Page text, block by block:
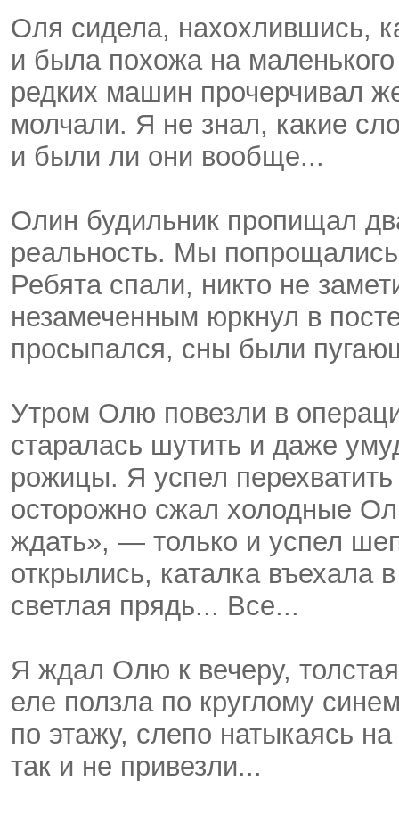
Оля сидела, нахохлившись,
и была похожа на
редких машин прочерчивал
молчали. Я не знал, какие
и были ли они вообще...
Олин будильник пропищал
реальность. Мы
Ребята спали, никто не
незамеченным юркнул в
просыпался, сны были
Утром Олю повезли в
старалась шутить и даже
рожицы. Я успел
осторожно сжал холодные
ждать», — только и успел
открылись, каталка въехала
светлая прядь... Все...
Я ждал Олю к вечеру,
еле ползла по круглому
по этажу, слепо натыкаясь
так и не привезли...